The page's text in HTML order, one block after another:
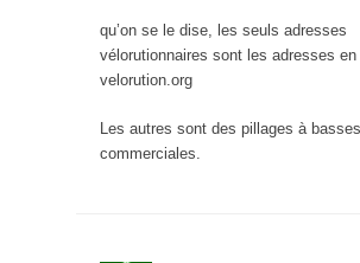
qu’on se le dise, les seuls adresses
vélorutionnaires sont les adresses en
velorution.org
Les autres sont des pillages à
commerciales.